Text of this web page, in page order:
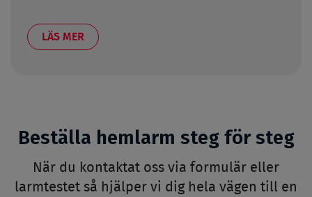
LÄS MER
Beställa hemlarm steg för steg
När du kontaktat oss via formulär eller
larmtestet så hjälper vi dig hela vägen till en